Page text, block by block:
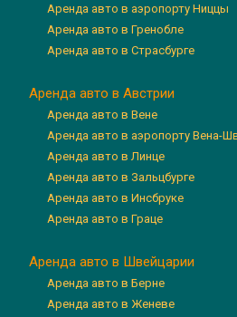
Аренда авто в аэропорту Ниццы
Аренда авто в Гренобле
Аренда авто в Страсбурге
Аренда авто в Австрии
Аренда авто в Вене
Аренда авто в аэропорту Вена-
Аренда авто в Линце
Аренда авто в Зальцбурге
Аренда авто в Инсбруке
Аренда авто в Граце
Аренда авто в Швейцарии
Аренда авто в Берне
Аренда авто в Женеве